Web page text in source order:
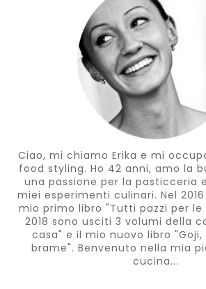
Ciao, mi chiamo Erika e mi
food styling. Ho 42 anni, amo la
una passione per la pasticceria
miei esperimenti culinari. Nel
mio primo libro "Tutti pazzi per le
2018 sono usciti 3 volumi della
casa" e il mio nuovo libro
brame". Benvenuto nella mia
cucina...